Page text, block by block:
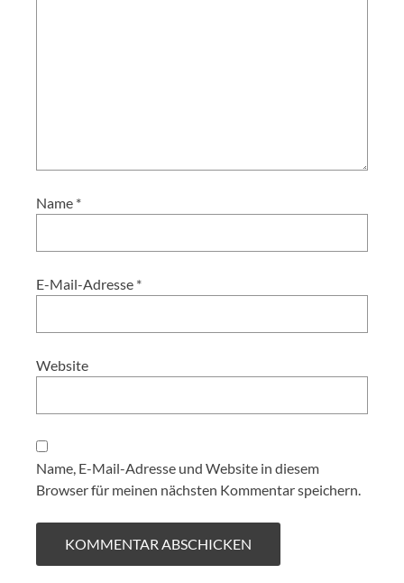
Name *
E-Mail-Adresse *
Website
Name, E-Mail-Adresse und Website in diesem
Browser für meinen nächsten Kommentar speichern.